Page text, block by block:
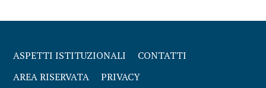
ASPETTI ISTITUZIONALI
CONTATTI
AREA RISERVATA
PRIVACY